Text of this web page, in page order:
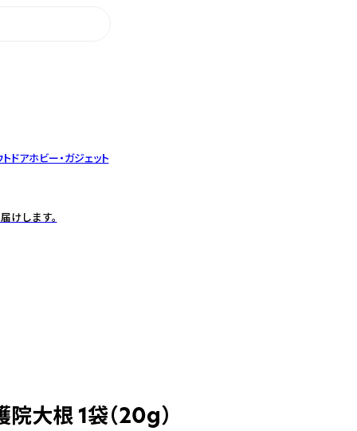
ドアホビー・ガジェット
けします。
大根 1袋（20g）